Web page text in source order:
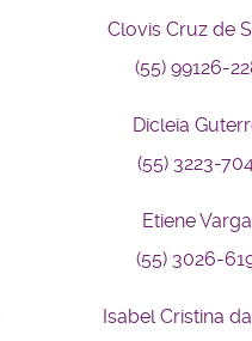
Clovis Cruz de
(55) 99126-
Dicleia
(55) 3223-
Etiene
(55) 3026-
Isabel Cristina